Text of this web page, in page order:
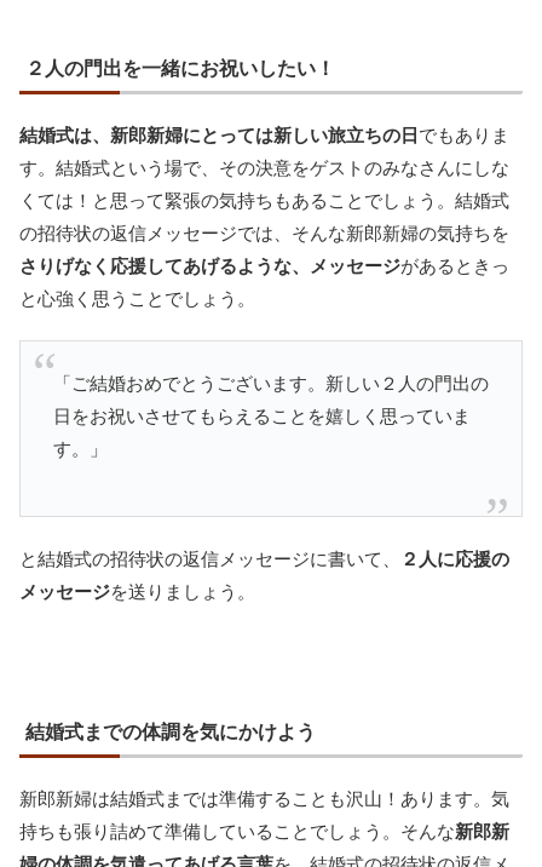
２人の門出を一緒にお祝いしたい！
結婚式は、新郎新婦にとっては新しい旅立ちの日 でもありま
す。結婚式という場で、その決意をゲストのみなさんにしな
くては！と思って緊張の気持ちもあることでしょう。結婚式
の招待状の返信メッセージでは、そんな新郎新婦の気持ちを
さりげなく応援してあげるような、メッセージがあるときっ
と心強く思うことでしょう。
「ご結婚おめでとうございます。新しい２人の門出の
日をお祝いさせてもらえることを嬉しく思っていま
す。」
と結婚式の招待状の返信メッセージに書いて、
２人に応援の
メッセージを送りましょう。
結婚式までの体調を気にかけよう
新郎新婦は結婚式までは準備することも沢山！あります。気
持ちも張り詰めて準備していることでしょう。そんな新郎新